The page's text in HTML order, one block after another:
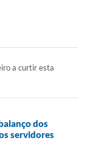
a curtir esta
dos
servidores